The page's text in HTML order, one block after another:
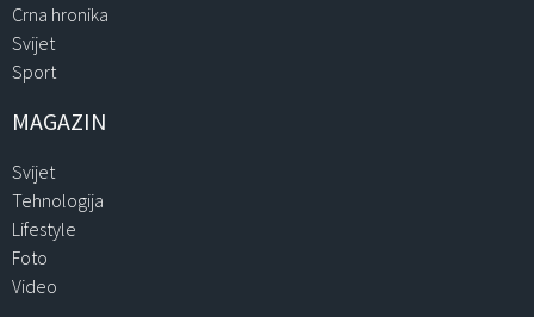
Crna hronika
Svijet
Sport
MAGAZIN
Svijet
Tehnologija
Lifestyle
Foto
Video